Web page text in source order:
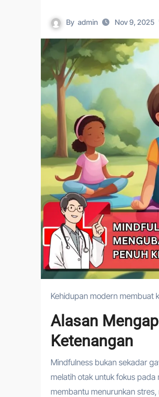
By admin Nov 9, 2025
Kehidupan modern
Alasan
Ketenangan
Mindfulness bukan sekadar
melatih otak untuk fokus
membantu menurunkan